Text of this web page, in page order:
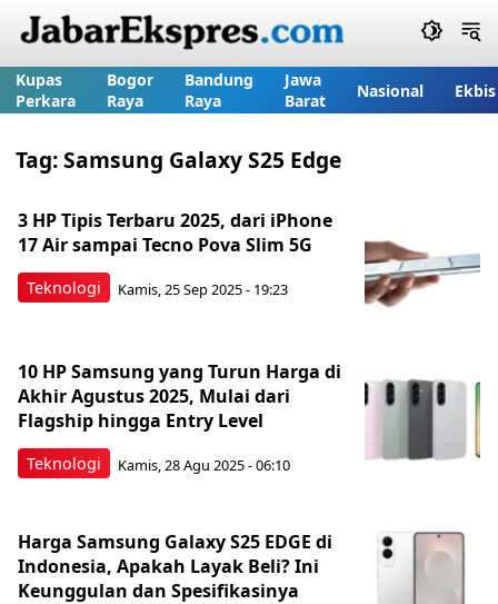
Kupas
Perkara
Bogor
Raya
Bandung
Raya
Jawa
Barat
Nasional Ekbis
Tag:Samsung Galaxy S25 Edge
Teknologi
3 HP Tipis Terbaru 2025, dari iPhone
17 Air sampai Tecno Pova Slim 5G
Kamis, 25 Sep 2025 - 19:23
Teknologi
10 HP Samsung yang Turun Harga di
Akhir Agustus 2025, Mulai dari
Flagship hingga Entry Level
Kamis, 28 Agu 2025 - 06:10
Harga Samsung Galaxy S25 EDGE di
Indonesia, Apakah Layak Beli? Ini
Keunggulan dan Spesifikasinya